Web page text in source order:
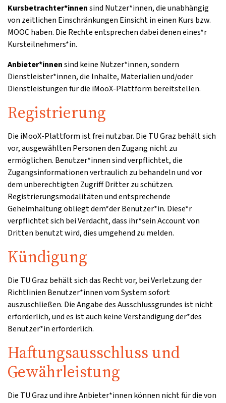
Kursbetrachter*innensind Nutzer*innen, die unabhängig
von zeitlichen Einschränkungen Einsicht in einen Kurs bzw.
MOOC haben. Die Rechte entsprechen dabei denen eines*r
Kursteilnehmers*in.
Anbieter*innensind keine Nutzer*innen, sondern
Dienstleister*innen, die Inhalte, Materialien und/oder
Dienstleistungen für die iMooX-Plattform bereitstellen.
Registrierung
Die iMooX-Plattform ist frei nutzbar. Die TU Graz behält sich
vor, ausgewählten Personen den Zugang nicht zu
ermöglichen. Benutzer*innen sind verpflichtet, die
Zugangsinformationen vertraulich zu behandeln und vor
dem unberechtigten Zugriff Dritter zu schützen.
Registrierungsmodalitäten und entsprechende
Geheimhaltung obliegt dem*der Benutzer*in. Diese*r
verpflichtet sich bei Verdacht, dass ihr*sein Account von
Dritten benutzt wird, dies umgehend zu melden.
Kündigung
Die TU Graz behält sich das Recht vor, bei Verletzung der
Richtlinien Benutzer*innen vom System sofort
auszuschließen. Die Angabe des Ausschlussgrundes ist nicht
erforderlich, und es ist auch keine Verständigung der*des
Benutzer*in erforderlich.
Haftungsausschluss und
Gewährleistung
Die TU Graz und ihre Anbieter*innen können nicht für die von